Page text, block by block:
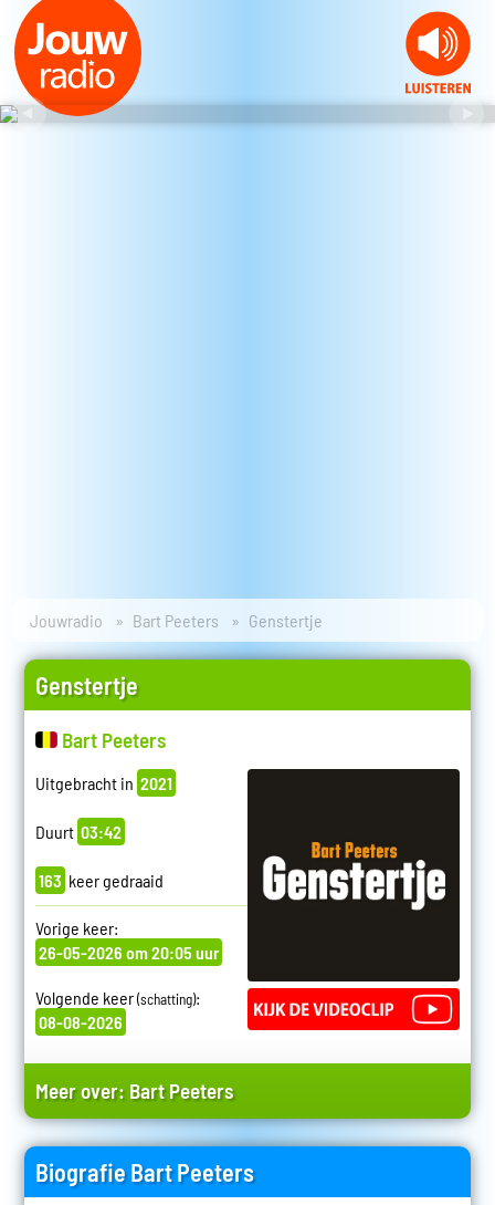
Jouwradio Bart Peeters Genstertje
Genstertje
Bart Peeters
Uitgebracht in 2021
Duurt 03:42
163 keer gedraaid
Vorige keer:
26-05-2026 om 20:05 uur
Volgende keer(schatting):
08-08-2026
Meer over: Bart Peeters
Biografie Bart Peeters